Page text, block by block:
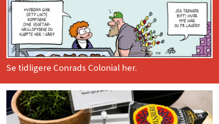
Se tidligere Conrads Colonial her.